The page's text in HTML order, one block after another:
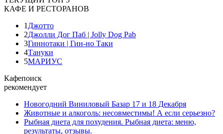
КАФЕ И РЕСТОРАНОВ
1 Джотто
2Джолли Дог Паб | Jolly Dog Pab
3Гиннотаки | Гин-но Таки
4Тануки
5МАРИУС
Кафепоиск
рекомендует
Новогодний Виниловый Базар 17 и 18 Декабря
Животные и алкоголь: несовместимы! А если серьезно?
Рыбная диета для похудения. Рыбная диета: меню,
результаты, отзывы.